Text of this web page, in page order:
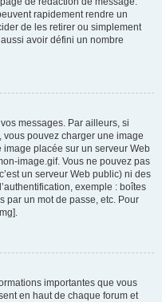
rapidement rendre un
de les retirer ou simplement
avoir défini un nombre
messages. Par ailleurs, si
vous pouvez charger une image
image placée sur un serveur Web
image.gif. Vous ne pouvez pas
un serveur Web public) ni des
exemple : boîtes
par un mot de passe, etc. Pour
importantes que vous
en haut de chaque forum et